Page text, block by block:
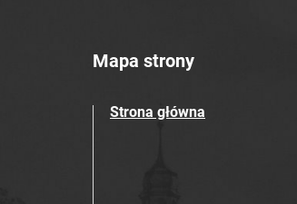
Mapa strony
Strona główna